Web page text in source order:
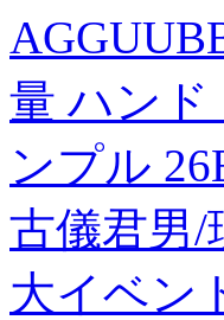
量 ハンド
ンプル
古儀君男/
大イベン